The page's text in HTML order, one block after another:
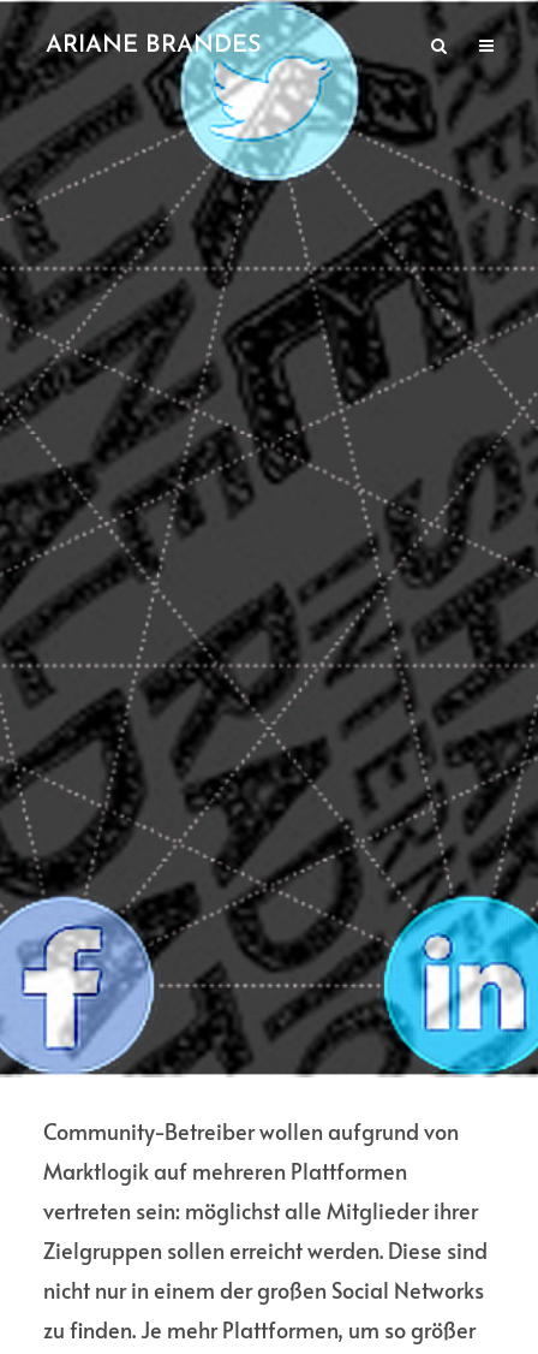
ARIANE BRANDES
Community-Betreiber wollen aufgrund von
Marktlogik auf mehreren Platt­formen
vertreten sein: möglichst alle Mitglieder ihrer
Ziel­gruppen sollen erreicht werden. Diese sind
nicht nur in einem der großen Social Networks
zu finden. Je mehr Platt­formen, um so größer